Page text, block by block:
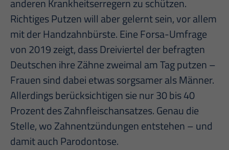
anderen Krankheitserregern zu schützen.
Richtiges Putzen will aber gelernt sein, vor allem
mit der Handzahnbürste. Eine Forsa-Umfrage
von 2019 zeigt, dass Dreiviertel der befragten
Deutschen ihre Zähne zweimal am Tag putzen –
Frauen sind dabei etwas sorgsamer als Männer.
Allerdings berücksichtigen sie nur 30 bis 40
Prozent des Zahnfleischansatzes. Genau die
Stelle, wo Zahnentzündungen entstehen – und
damit auch Parodontose.